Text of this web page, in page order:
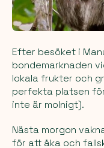
Efter besöket i
bondemarknaden
lokala frukter och
perfekta platsen
inte är molnigt).
Nästa morgon
för att åka och